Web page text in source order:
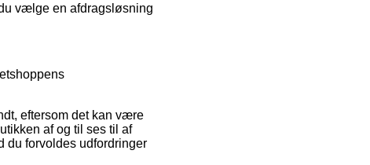
vælge en afdragsløsning
eftersom det kan være
af og til ses til af
du forvoldes udfordringer